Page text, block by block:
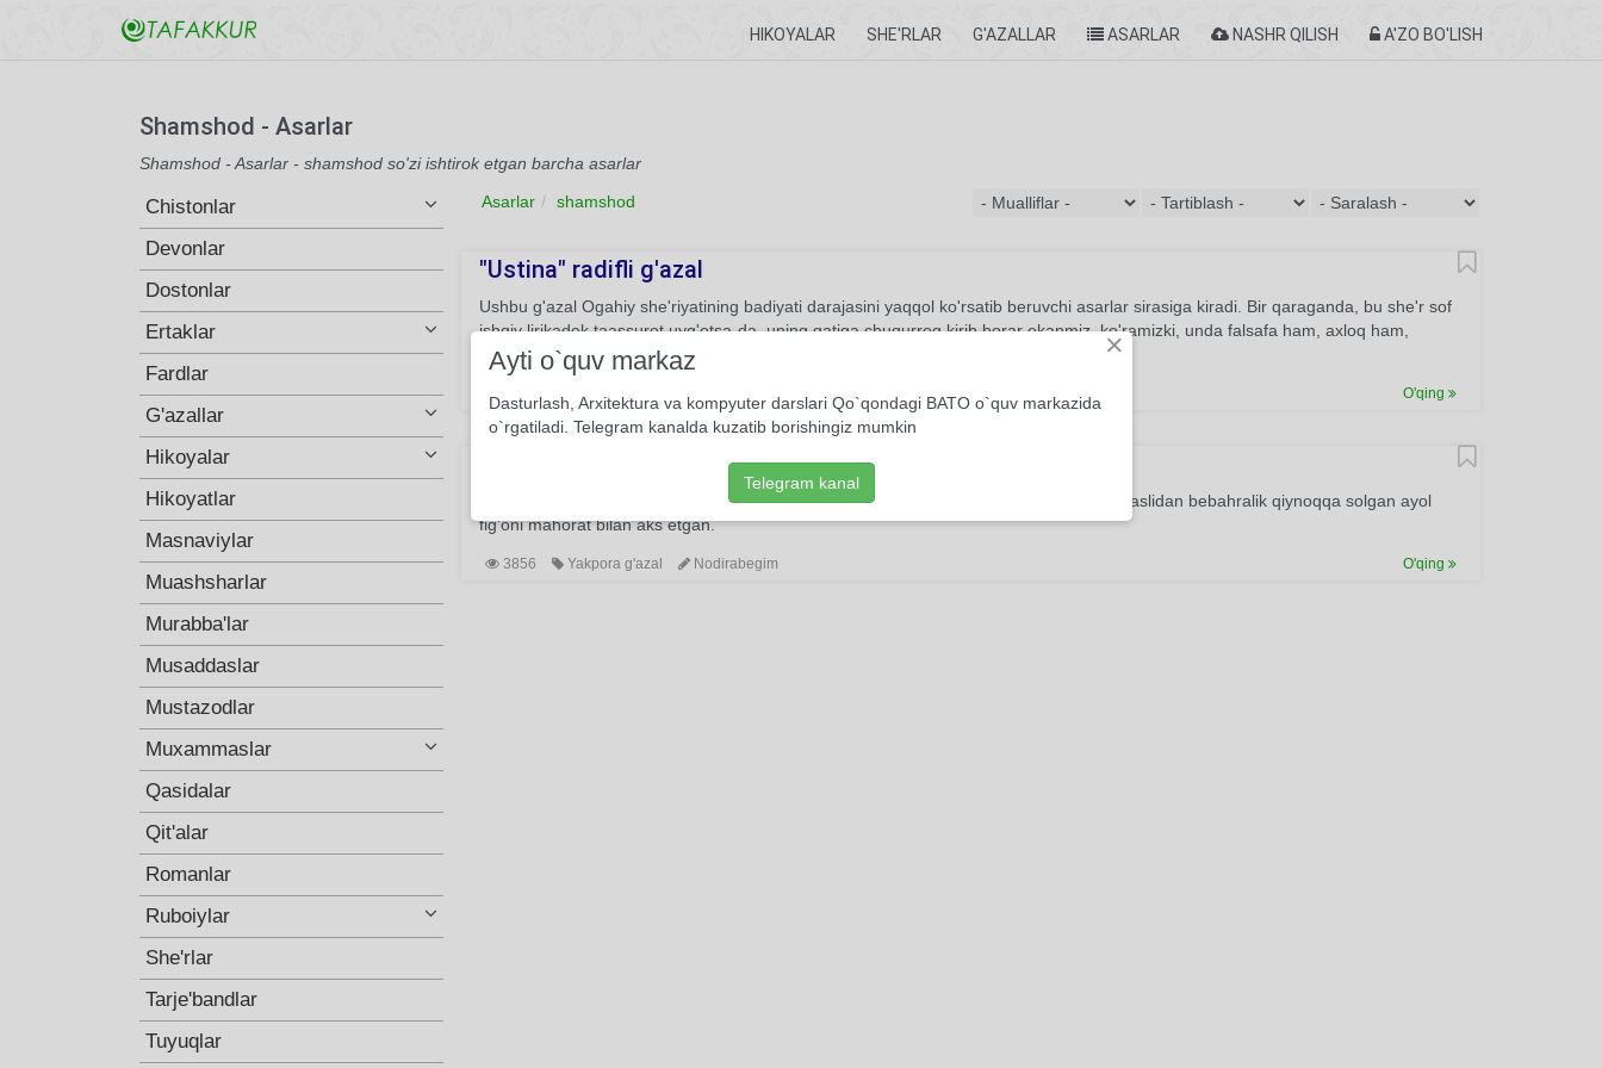
HIKOYALAR SHE'RLAR G'AZALLAR ASARLAR NASHR QILISH A'ZO BO'LISH
Shamshod - Asarlar
Shamshod - Asarlar - shamshod so'zi ishtirok etgan barcha asarlar
Chistonlar
Devonlar
Dostonlar
Ertaklar
Fardlar
G'azallar
Hikoyalar
Hikoyatlar
Masnaviylar
Muashsharlar
Murabba'lar
Musaddaslar
Mustazodlar
Muxammaslar
Qasidalar
Qit'alar
Romanlar
Ruboiylar
She'rlar
Tarje'bandlar
Tuyuqlar
Asarlar shamshod
"Ustina" radifli g'azal
Ushbu g'azal Ogahiy she'riyatining badiyati darajasini yaqqol ko'rsatib beruvchi asarlar sirasiga kiradi. Bir qaraganda, bu she'r sof
ishqiy lirikadek taassurot uyg'otsa-da, uning qatiga chuqurroq kirib borar ekanmiz, ko'ramizki, unda falsafa ham, axloq ham,
ijtimoiyot ham, hatto siyosat ham bor. Biroq yetakchi ohang baribir ishqdir.
Yakpora g'azal Muhammad Rizo Ogahiy O'qing
Doda keldim, ey salotin sarvari, dodim eshit...
Ushbu g'azalda kuyunchak dil izhori o’z ifodasini topgan, yonginasida turgan yorining vaslidan bebahralik qiynoqqa solgan ayol
fig’oni mahorat bilan aks etgan.
3856 Yakpora g'azal Nodirabegim O'qing
×
Ayti o`quv markaz
Dasturlash, Arxitektura va kompyuter darslari Qo`qondagi BATO o`quv markazida
o`rgatiladi. Telegram kanalda kuzatib borishingiz mumkin
Telegram kanal